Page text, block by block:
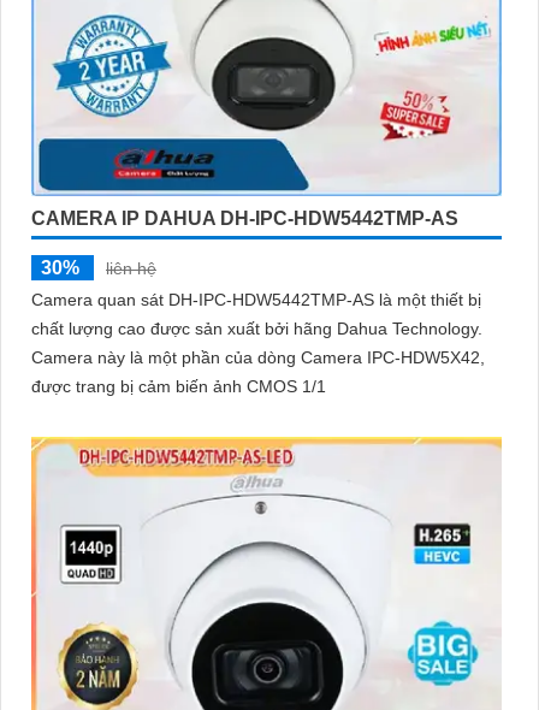
CAMERA IP DAHUA DH-IPC-HDW5442TMP-AS
30%
liên hệ
Camera quan sát DH-IPC-HDW5442TMP-AS là một thiết bị
chất lượng cao được sản xuất bởi hãng Dahua Technology.
Camera này là một phần của dòng Camera IPC-HDW5X42,
được trang bị cảm biến ảnh CMOS 1/1